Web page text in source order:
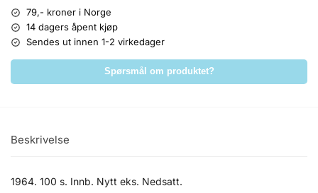
79,- kroner i Norge
14 dagers åpent kjøp
Sendes ut innen 1-2 virkedager
Spørsmål om produktet?
Beskrivelse
1964. 100 s. Innb. Nytt eks. Nedsatt.